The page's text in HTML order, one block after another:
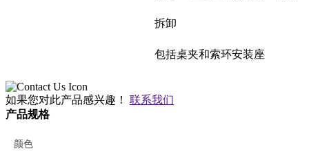
拆卸
包括桌夹和索环安装座
如果您对此产品感兴趣！ 联系我们
产品规格
颜色